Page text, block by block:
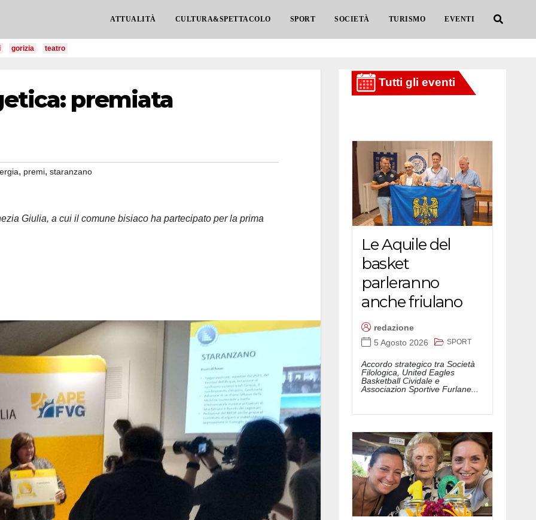
ATTUALITÀ CULTURA&SPETTACOLO SPORT SOCIETÀ TURISMO EVENTI
gorizia teatro
premiata
, premi, staranzano
Giulia, a cui il comune bisiaco ha partecipato per la prima
Le Aquile del
basket
parleranno
anche friulano
redazione
5 Agosto 2026
SPORT
Accordo strategico tra Società
Filologica, United Eagles
Basketball Cividale e
Associazion Sportive Furlane...